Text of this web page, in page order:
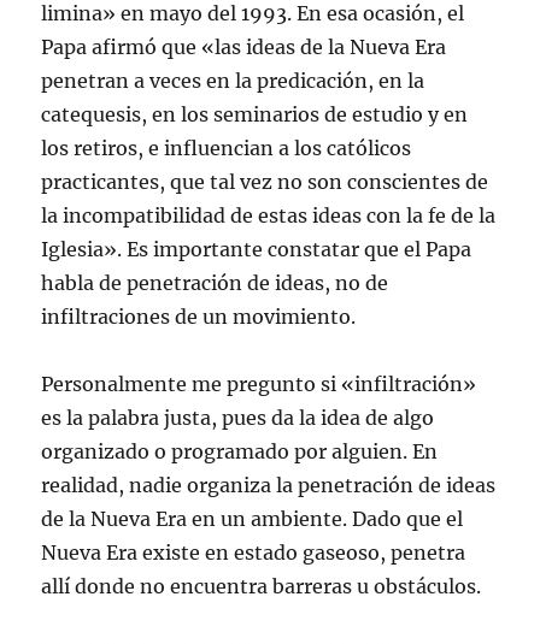
limina» en mayo del 1993. En esa ocasión, el
Papa afirmó que «las ideas de la Nueva Era
penetran a veces en la predicación, en la
catequesis, en los seminarios de estudio y en
los retiros, e influencian a los católicos
practicantes, que tal vez no son conscientes de
la incompatibilidad de estas ideas con la fe de la
Iglesia». Es importante constatar que el Papa
habla de penetración de ideas, no de
infiltraciones de un movimiento.
Personalmente me pregunto si «infiltración»
es la palabra justa, pues da la idea de algo
organizado o programado por alguien. En
realidad, nadie organiza la penetración de ideas
de la Nueva Era en un ambiente. Dado que el
Nueva Era existe en estado gaseoso, penetra
allí donde no encuentra barreras u obstáculos.